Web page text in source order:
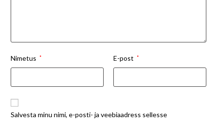
Nimetus * E-post *
Salvesta minu nimi, e-posti- ja veebiaadress sellesse